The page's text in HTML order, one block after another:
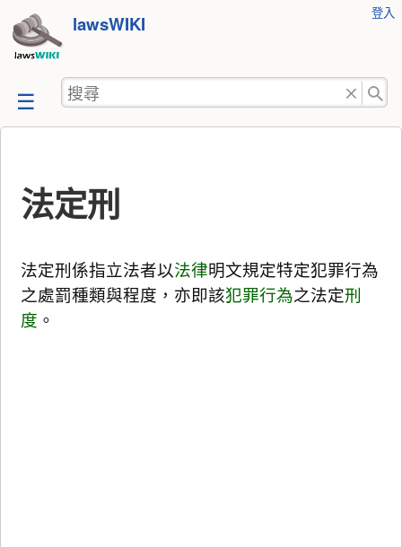
跳
至
容
lawsWIKI
工
登入
搜
尋
法定刑
法定刑係指立法者以法律明文規定特定犯罪行為
之處罰種類與程度，亦即該犯罪行為之法定刑
度 。